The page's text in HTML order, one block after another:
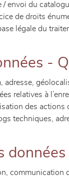
envoi du
de droits
légale du
-
adresse,
relatives à
des
techniques,
communication